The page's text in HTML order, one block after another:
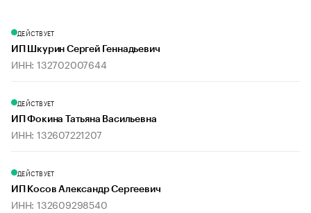
ДЕЙСТВУЕТ
ИП Шкурин Сергей Геннадьевич
ИНН: 132702007644
ДЕЙСТВУЕТ
ИП Фокина Татьяна Васильевна
ИНН: 132607221207
ДЕЙСТВУЕТ
ИП Косов Александр Сергеевич
ИНН: 132609298540